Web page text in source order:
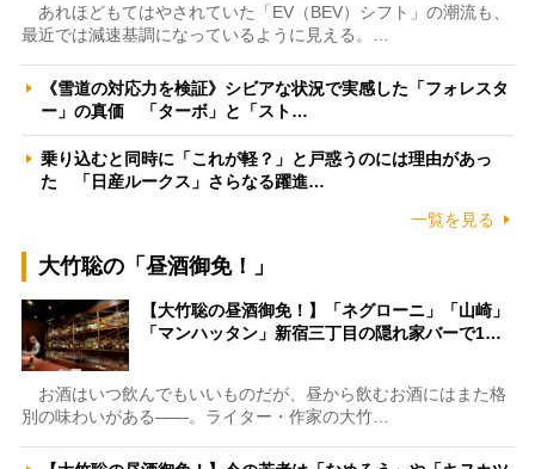
あれほどもてはやされていた「EV（BEV）シフト」の潮流も、
最近では減速基調になっているように見える。…
《雪道の対応力を検証》シビアな状況で実感した「フォレスタ
ー」の真価 「ターボ」と「スト…
乗り込むと同時に「これが軽？」と戸惑うのには理由があっ
た 「日産ルークス」さらなる躍進…
一覧を見る
大竹聡の「昼酒御免！」
【大竹聡の昼酒御免！】「ネグローニ」「山崎」
「マンハッタン」新宿三丁目の隠れ家バーで1…
お酒はいつ飲んでもいいものだが、昼から飲むお酒にはまた格
別の味わいがある――。ライター・作家の大竹…